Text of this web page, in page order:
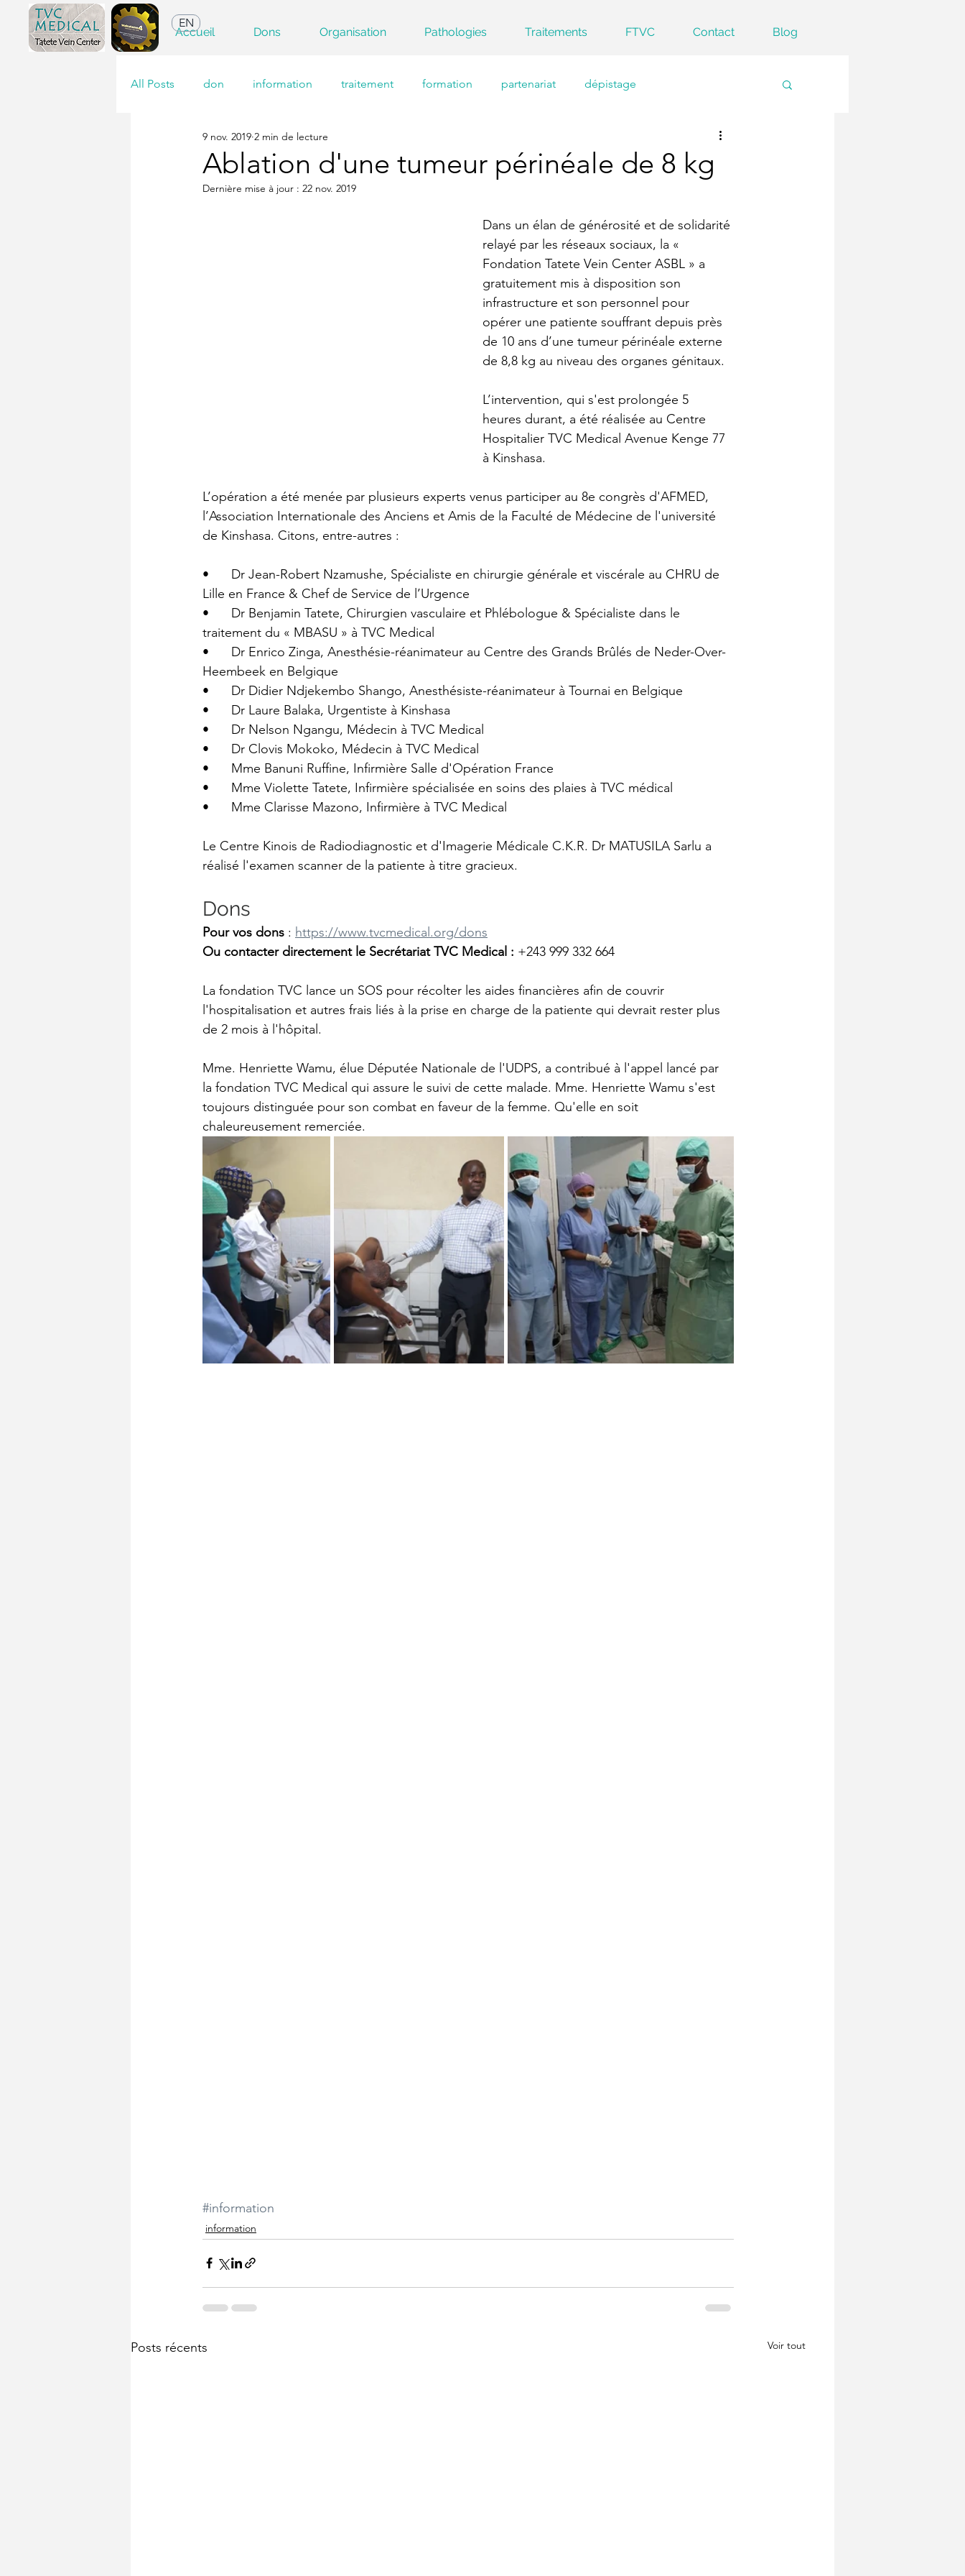
EN
Accueil Dons Organisation Pathologies Traitements FTVC Contact Blog
All Posts don information traitement formation partenariat dépistage
Ablation d'une tumeur périnéale de 8 kg
9 nov. 2019 2 min de lecture
Dernière mise à jour : 22 nov. 2019
Dans un élan de générosité et de solidarité
relayé par les réseaux sociaux, la «
Fondation Tatete Vein Center ASBL » a
gratuitement mis à disposition son
infrastructure et son personnel pour
opérer une patiente souffrant depuis près
de 10 ans d’une tumeur périnéale externe
de 8,8 kg au niveau des organes génitaux.
L’intervention, qui s'est prolongée 5
heures durant, a été réalisée au Centre
Hospitalier TVC Medical Avenue Kenge 77
à Kinshasa.
L’opération a été menée par plusieurs experts venus participer au 8e congrès d'AFMED,
l’Association Internationale des Anciens et Amis de la Faculté de Médecine de l'université
de Kinshasa. Citons, entre-autres :
•	Dr Jean-Robert Nzamushe, Spécialiste en chirurgie générale et viscérale au CHRU de
Lille en France & Chef de Service de l’Urgence
•	Dr Benjamin Tatete, Chirurgien vasculaire et Phlébologue & Spécialiste dans le
traitement du « MBASU » à TVC Medical
•	Dr Enrico Zinga, Anesthésie-réanimateur au Centre des Grands Brûlés de Neder-Over-
Heembeek en Belgique
•	Dr Didier Ndjekembo Shango, Anesthésiste-réanimateur à Tournai en Belgique
•	Dr Laure Balaka, Urgentiste à Kinshasa
•	Dr Nelson Ngangu, Médecin à TVC Medical
•	Dr Clovis Mokoko, Médecin à TVC Medical
•	Mme Banuni Ruffine, Infirmière Salle d'Opération France
•	Mme Violette Tatete, Infirmière spécialisée en soins des plaies à TVC médical
•	Mme Clarisse Mazono, Infirmière à TVC Medical
Le Centre Kinois de Radiodiagnostic et d'Imagerie Médicale C.K.R. Dr MATUSILA Sarlu a
réalisé l'examen scanner de la patiente à titre gracieux.
Dons
Pour vos dons : https://www.tvcmedical.org/dons
Ou contacter directement le Secrétariat TVC Medical : +243 999 332 664
La fondation TVC lance un SOS pour récolter les aides financières afin de couvrir
l'hospitalisation et autres frais liés à la prise en charge de la patiente qui devrait rester plus
de 2 mois à l'hôpital.
Mme. Henriette Wamu, élue Députée Nationale de l'UDPS, a contribué à l'appel lancé par
la fondation TVC Medical qui assure le suivi de cette malade. Mme. Henriette Wamu s'est
toujours distinguée pour son combat en faveur de la femme. Qu'elle en soit
chaleureusement remerciée.
#information
information
Posts récents Voir tout